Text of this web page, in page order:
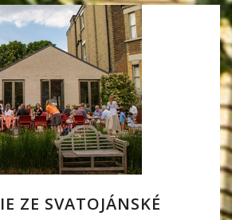
ZE SVATOJÁNSKÉ